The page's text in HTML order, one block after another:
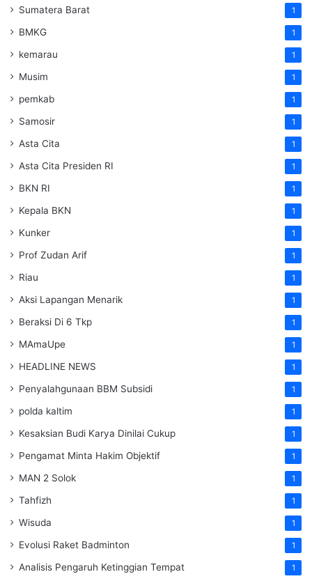
Sumatera Barat 1
BMKG 1
kemarau 1
Musim 1
pemkab 1
Samosir 1
Asta Cita 1
Asta Cita Presiden RI 1
BKN RI 1
Kepala BKN 1
Kunker 1
Prof Zudan Arif 1
Riau 1
Aksi Lapangan Menarik 1
Beraksi Di 6 Tkp 1
MAmaUpe 1
HEADLINE NEWS 1
Penyalahgunaan BBM Subsidi 1
polda kaltim 1
Kesaksian Budi Karya Dinilai Cukup 1
Pengamat Minta Hakim Objektif 1
MAN 2 Solok 1
Tahfizh 1
Wisuda 1
Evolusi Raket Badminton 1
Analisis Pengaruh Ketinggian Tempat 1